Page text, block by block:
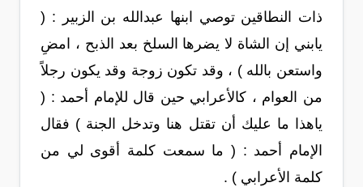
ذات النطاقين توصي ابنها عبدالله بن الزبير : (
يابني إن الشاة لا يضرها السلخ بعد الذبح ، امضِ
واستعن بالله ) ، وقد تكون زوجة وقد يكون رجلاً
من العوام ، كالأعرابي حين قال للإمام أحمد : (
ياهذا ما عليك أن تقتل هنا وتدخل الجنة ) فقال
الإمام أحمد : ( ما سمعت كلمة أقوى لي من
كلمة الأعرابي ) .